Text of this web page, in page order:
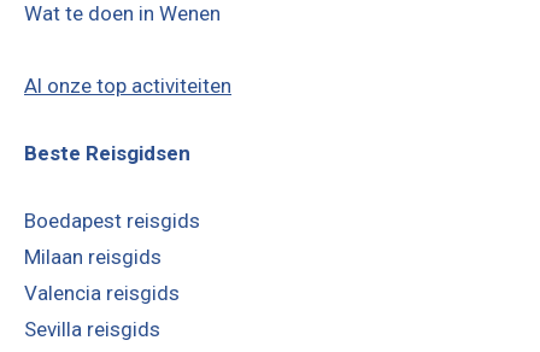
Wat te doen in Wenen
Al onze top activiteiten
Beste Reisgidsen
Boedapest reisgids
Milaan reisgids
Valencia reisgids
Sevilla reisgids